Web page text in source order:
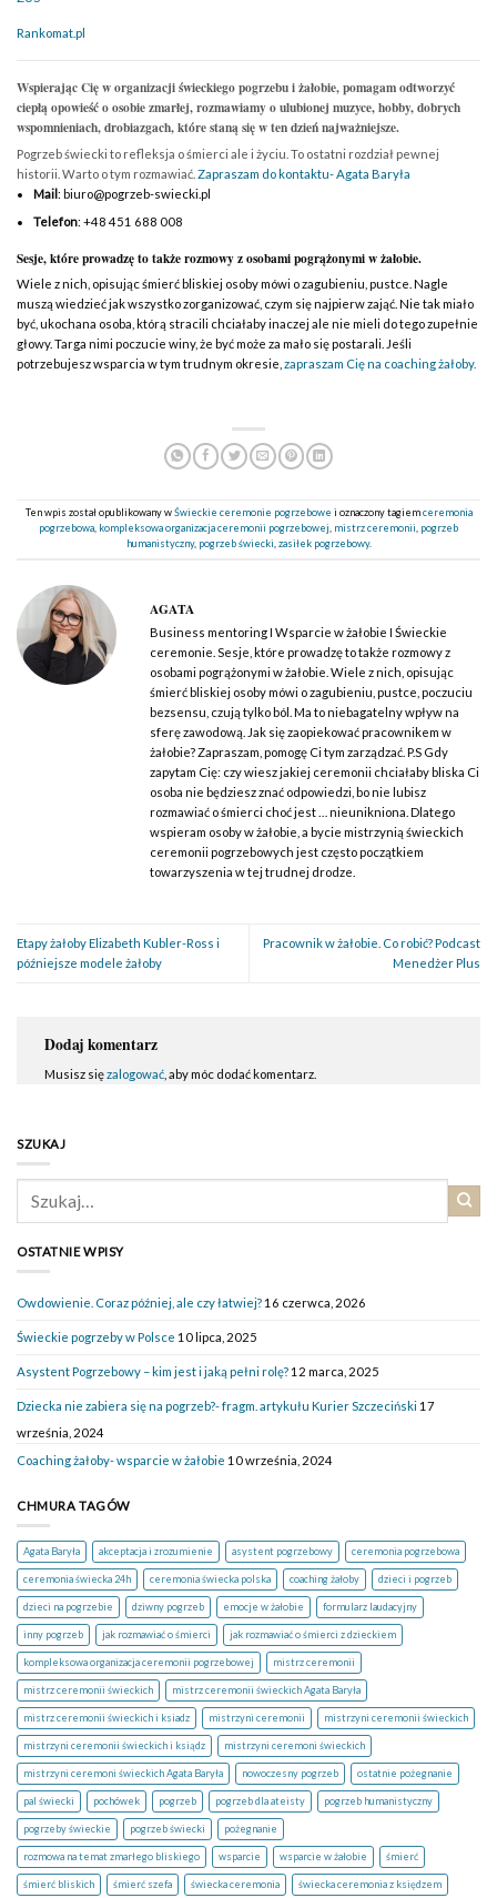
Rankomat.pl
Wspierając Cię w organizacji świeckiego pogrzebu i żałobie, pomagam odtworzyć
ciepłą opowieść o osobie zmarłej, rozmawiamy o ulubionej muzyce, hobby, dobrych
wspomnieniach, drobiazgach, które staną się w ten dzień najważniejsze.
Pogrzeb świecki to refleksja o śmierci ale i życiu. To ostatni rozdział pewnej
historii. Warto o tym rozmawiać. Zapraszam do kontaktu- Agata Baryła
Mail : biuro@pogrzeb-swiecki.pl
Telefon: +48 451 688 008
Sesje, które prowadzę to także rozmowy z osobami pogrążonymi w żałobie.
Wiele z nich, opisując śmierć bliskiej osoby mówi o zagubieniu, pustce. Nagle
muszą wiedzieć jak wszystko zorganizować, czym się najpierw zająć. Nie tak miało
być, ukochana osoba, którą stracili chciałaby inaczej ale nie mieli do tego zupełnie
głowy. Targa nimi poczucie winy, że być może za mało się postarali. Jeśli
potrzebujesz wsparcia w tym trudnym okresie, zapraszam Cię na coaching żałoby.
Ten wpis został opublikowany wŚwieckie ceremonie pogrzebowe i oznaczony tagiemceremonia
pogrzebowa kompleksowa organizacja ceremonii pogrzebowej mistrz ceremonii pogrzeb
humanistyczny, pogrzeb świecki zasiłek pogrzebowy.
AGATA
Business mentoring I Wsparcie w żałobie I Świeckie
ceremonie. Sesje, które prowadzę to także rozmowy z
osobami pogrążonymi w żałobie. Wiele z nich, opisując
śmierć bliskiej osoby mówi o zagubieniu, pustce, poczuciu
bezsensu, czują tylko ból. Ma to niebagatelny wpływ na
sferę zawodową. Jak się zaopiekować pracownikem w
żałobie? Zapraszam, pomogę Ci tym zarządzać. P.S Gdy
zapytam Cię: czy wiesz jakiej ceremonii chciałaby bliska Ci
osoba nie będziesz znać odpowiedzi, bo nie lubisz
rozmawiać o śmierci choć jest … nieunikniona. Dlatego
wspieram osoby w żałobie, a bycie mistrzynią świeckich
ceremonii pogrzebowych jest często początkiem
towarzyszenia w tej trudnej drodze.
Etapy żałoby Elizabeth Kubler-Ross i
późniejsze modele żałoby
Pracownik w żałobie. Co robić? Podcast
Menedżer Plus
Dodaj komentarz
Musisz sięzalogować , aby móc dodać komentarz.
SZUKAJ
OSTATNIE WPISY
Owdowienie. Coraz później, ale czy łatwiej?16 czerwca, 2026
Świeckie pogrzeby w Polsce 10 lipca, 2025
Asystent Pogrzebowy – kim jest i jaką pełni rolę?12 marca, 2025
Dziecka nie zabiera się na pogrzeb?- fragm. artykułu Kurier Szczeciński 17
września, 2024
Coaching żałoby- wsparcie w żałobie 10 września, 2024
CHMURA TAGÓW
Agata Baryła akceptacja i zrozumienie asystent pogrzebowy ceremonia pogrzebowa
ceremonia świecka 24h ceremonia świecka polska coaching żałoby dzieci i pogrzeb
dzieci na pogrzebie dziwny pogrzeb emocje w żałobie formularz laudacyjny
inny pogrzeb jak rozmawiać o śmierci jak rozmawiać o śmierci z dzieckiem
kompleksowa organizacja ceremonii pogrzebowej mistrz ceremonii
mistrz ceremonii świeckich mistrz ceremonii świeckich Agata Baryła
mistrz ceremonii świeckich i ksiadz mistrzyni ceremonii mistrzyni ceremonii świeckich
mistrzyni ceremonii świeckich i ksiądz mistrzyni ceremoni świeckich
mistrzyni ceremoni świeckich Agata Baryła nowoczesny pogrzeb ostatnie pożegnanie
pal świecki pochówek pogrzeb pogrzeb dla ateisty pogrzeb humanistyczny
pogrzeby świeckie pogrzeb świecki pożegnanie
rozmowa na temat zmarłego bliskiego wsparcie wsparcie w żałobie śmierć
śmierć bliskich śmierć szefa świecka ceremonia świecka ceremonia z księdzem